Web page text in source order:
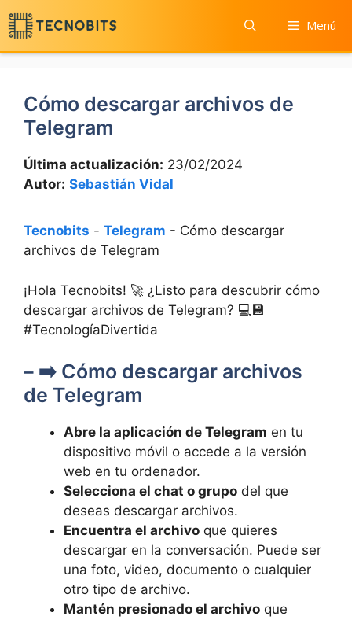
Saltar
al
contenido
Menú
Cómo descargar archivos de
Telegram
Última actualización: 23/02/2024
Autor: Sebastián Vidal
Tecnobits - Telegram - Cómo descargar
archivos de Telegram
¡Hola Tecnobits! 🚀 ¿Listo para descubrir cómo
descargar archivos de Telegram? 💻💾
#TecnologíaDivertida
– ➡️ Cómo descargar archivos
de Telegram
Abre la aplicación de Telegram en tu
dispositivo móvil o accede a la versión
web en tu ordenador.
Selecciona el chat o grupo del que
deseas descargar archivos.
Encuentra el archivo que quieres
descargar en la conversación. Puede ser
una foto, video, documento o cualquier
otro tipo de archivo.
Mantén presionado el archivo que